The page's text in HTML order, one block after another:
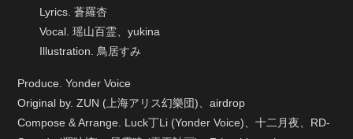
Lyrics. 蒼羅杏
Vocal. 瑶山百霊、yukina
Illustration. 鳥居すみ
Produce. Yonder Voice
Original by. ZUN (上海アリス幻樂団)、airdrop
Compose & Arrange. Luck丁Li (Yonder Voice)、十二月夜、RD-